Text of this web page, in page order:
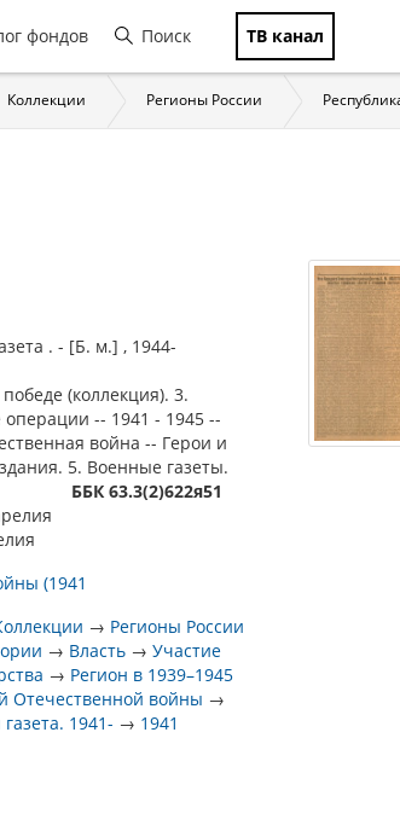
фондов Поиск ТВ канал
Коллекции Регионы России
. - [Б. м.] , 1944-
(коллекция). 3.
-- 1941 - 1945 --
война -- Герои и
5. Военные газеты.
ББК 63.3(2)622я51
(1941
→ Регионы России
→ Власть →Участие
→ Регион в 1939–1945
Отечественной войны →
1941- → 1941